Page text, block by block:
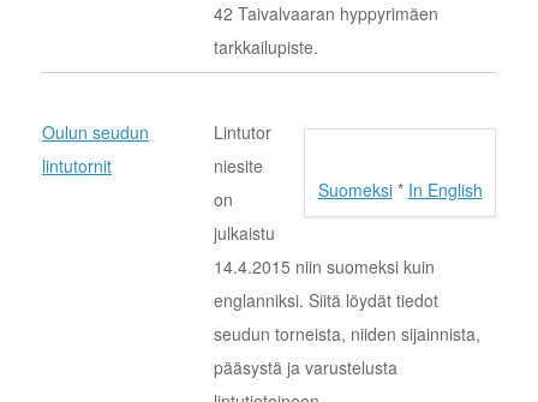
42 Taivalvaaran hyppyrimäen
tarkkailupiste.
Oulun seudun
lintutornit
Suomeksi* In English
Lintutor
niesite
on
julkaistu
14.4.2015 niin suomeksi kuin
englanniksi. Siitä löydät tiedot
seudun torneista, niiden sijainnista,
pääsystä ja varustelusta